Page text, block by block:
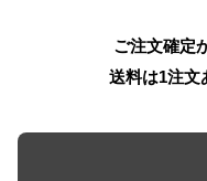
ご注文確定
送料は1注文